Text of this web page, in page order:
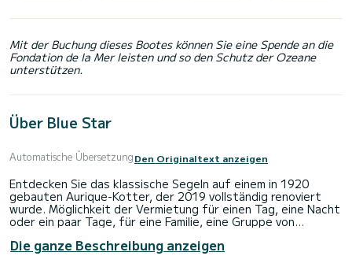
Mit der Buchung dieses Bootes können Sie eine Spende an die
Fondation de la Mer leisten und so den Schutz der Ozeane
unterstützen.
Über Blue Star
Automatische ÜbersetzungDen Originaltext anzeigen
Entdecken Sie das klassische Segeln auf einem in 1920
gebauten Aurique-Kotter, der 2019 vollständig renoviert
wurde. Möglichkeit der Vermietung für einen Tag, eine Nacht
oder ein paar Tage, für eine Familie, eine Gruppe von
neuen Segeln ausgestattet, einem Aurique-Großsegel,
einem Fockmast, einem Vorstag und einer Vorsegel am
Die ganze Beschreibung anzeigen